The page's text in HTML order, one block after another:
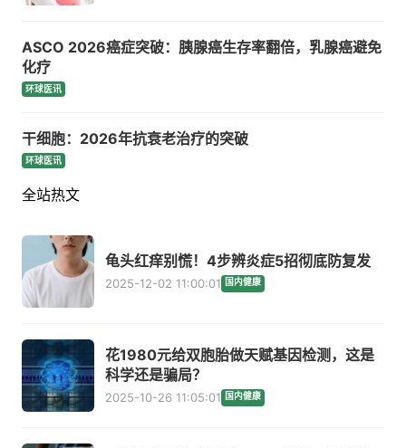
ASCO 2026癌症突破：胰腺癌生存率翻倍，乳腺癌避免
化疗
环球医讯
干细胞：2026年抗衰老治疗的突破
环球医讯
全站热文
龟头红痒别慌！4步辨炎症5招彻底防复发
2025-12-02 11:00:01 国内健康
花1980元给双胞胎做天赋基因检测，这是
科学还是骗局？
2025-10-26 11:05:01 国内健康